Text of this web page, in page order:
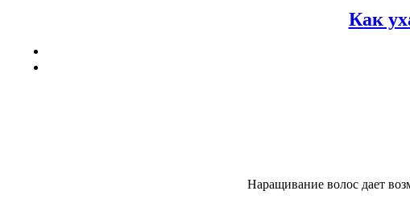
Как
Наращивание волос дает